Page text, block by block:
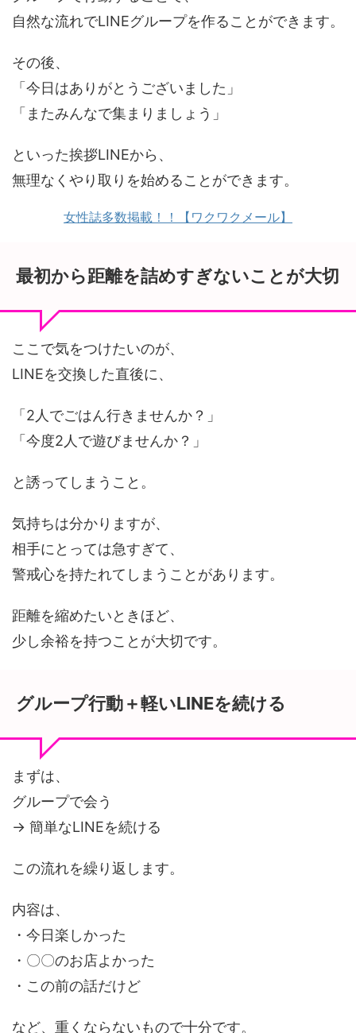
自然な流れでLINEグループを作ることができます。
その後、
「今日はありがとうございました」
「またみんなで集まりましょう」
といった挨拶LINEから、
無理なくやり取りを始めることができます。
女性誌多数掲載！！【ワクワクメール】
最初から距離を詰めすぎないことが大切
ここで気をつけたいのが、
LINEを交換した直後に、
「2人でごはん行きませんか？」
「今度2人で遊びませんか？」
と誘ってしまうこと。
気持ちは分かりますが、
相手にとっては急すぎて、
警戒心を持たれてしまうことがあります。
距離を縮めたいときほど、
少し余裕を持つことが大切です。
グループ行動＋軽いLINEを続ける
まずは、
グループで会う
→ 簡単なLINEを続ける
この流れを繰り返します。
内容は、
・今日楽しかった
・〇〇のお店よかった
・この前の話だけど
など、重くならないもので十分です。